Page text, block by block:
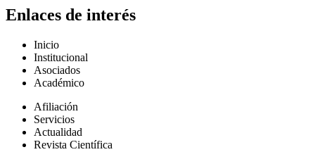
Enlaces de interés
Inicio
Institucional
Asociados
Académico
Afiliación
Servicios
Actualidad
Revista Científica